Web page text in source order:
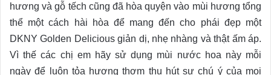
hương và gỗ tếch cũng đã hòa quyện vào mùi hương tổng
thể một cách hài hòa để mang đến cho phái đẹp một
DKNY Golden Delicious giản dị, nhẹ nhàng và thật ấm áp.
Vì thế các chị em hãy sử dụng mùi nước hoa này mỗi
ngày để luôn tỏa hương thơm thu hút sự chú ý của mọi